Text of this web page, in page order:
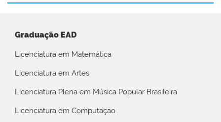
Graduação EAD
Licenciatura em Matemática
Licenciatura em Artes
Licenciatura Plena em Música Popular Brasileira
Licenciatura em Computação